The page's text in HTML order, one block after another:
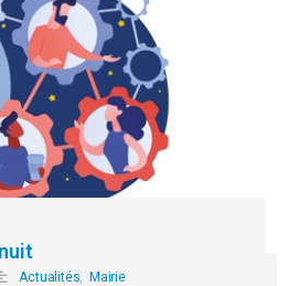
Actualités Mairie